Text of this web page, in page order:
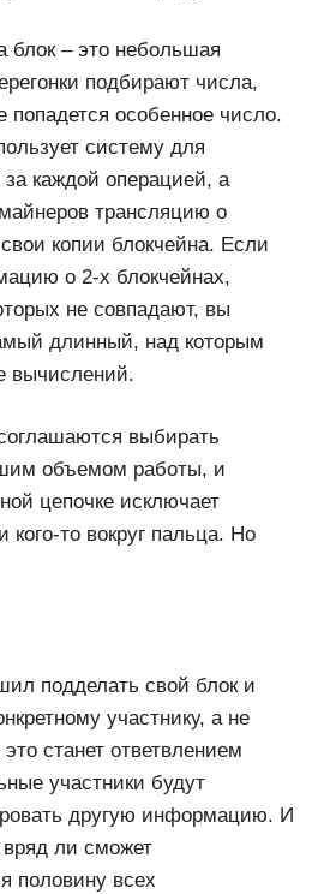
блок – это небольшая
подбирают числа,
попадется особенное число.
систему для
каждой операцией, а
трансляцию о
копии блокчейна. Если
о 2-х блокчейнах,
не совпадают, вы
длинный, над которым
вычислений.
выбирать
объемом работы, и
цепочке исключает
кого-то вокруг пальца. Но
подделать свой блок и
участнику, а не
станет ответвлением
участники будут
другую информацию. И
вряд ли сможет
половину всех